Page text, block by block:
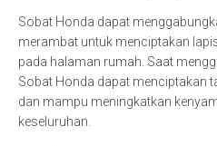
Sobat Honda dapat
merambat untuk menciptakan
pada halaman rumah. Saat
Sobat Honda dapat menciptakan
dan mampu meningkatkan
keseluruhan.